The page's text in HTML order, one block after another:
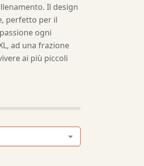
Il design
perfetto per il
ogni
ad una frazione
ai più piccoli